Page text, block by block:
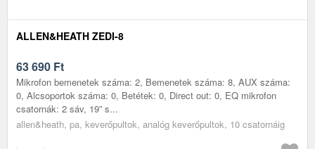
ALLEN&HEATH ZEDI-8
63 690 Ft
Mikrofon bemenetek száma: 2, Bemenetek száma: 8, AUX száma:
0, Alcsoportok száma: 0, Betétek: 0, Direct out: 0, EQ mikrofon
csatornák: 2 sáv, 19” s...
allen&heath, pa, keverőpultok, analóg keverőpultok, 10 csatornáig